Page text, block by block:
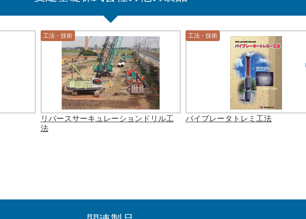
工法・技術
リバースサーキュレーションドリル工
法
工法・技術
バイブレータトレミ工法